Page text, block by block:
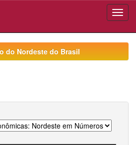
do Nordeste do Brasil